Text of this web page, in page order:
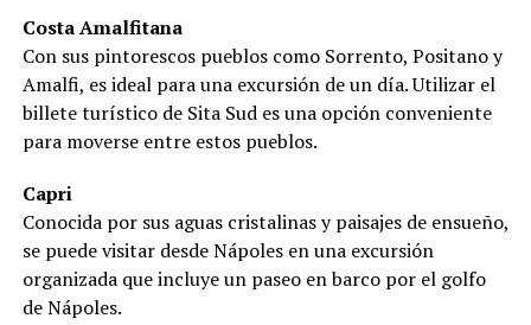
Costa Amalfitana
Con sus pintorescos pueblos como Sorrento, Positano y
Amalfi, es ideal para una excursión de un día. Utilizar el
billete turístico de Sita Sud es una opción conveniente
para moverse entre estos pueblos.
Capri
Conocida por sus aguas cristalinas y paisajes de ensueño,
se puede visitar desde Nápoles en una excursión
organizada que incluye un paseo en barco por el golfo
de Nápoles.